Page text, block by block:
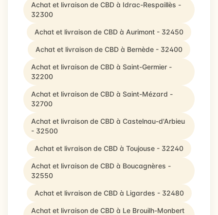
Achat et livraison de CBD à Idrac-Respaillès -
32300
Achat et livraison de CBD à Aurimont - 32450
Achat et livraison de CBD à Bernède - 32400
Achat et livraison de CBD à Saint-Germier -
32200
Achat et livraison de CBD à Saint-Mézard -
32700
Achat et livraison de CBD à Castelnau-d'Arbieu
- 32500
Achat et livraison de CBD à Toujouse - 32240
Achat et livraison de CBD à Boucagnères -
32550
Achat et livraison de CBD à Ligardes - 32480
Achat et livraison de CBD à Le Brouilh-Monbert